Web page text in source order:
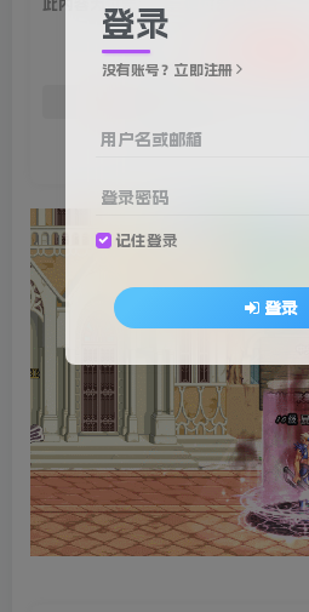
此内容为付费资源，请付费后查看
登录
没有账号？立即注册
用户名或邮箱
登录密码
记住登录
登录